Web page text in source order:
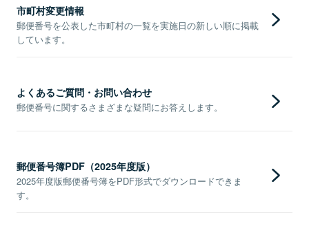
市町村変更情報
郵便番号を公表した市町村の一覧を実施日の新しい順に掲載
しています。
よくあるご質問・お問い合わせ
郵便番号に関するさまざまな疑問にお答えします。
郵便番号簿PDF（2025年度版）
2025年度版郵便番号簿をPDF形式でダウンロードできま
す。